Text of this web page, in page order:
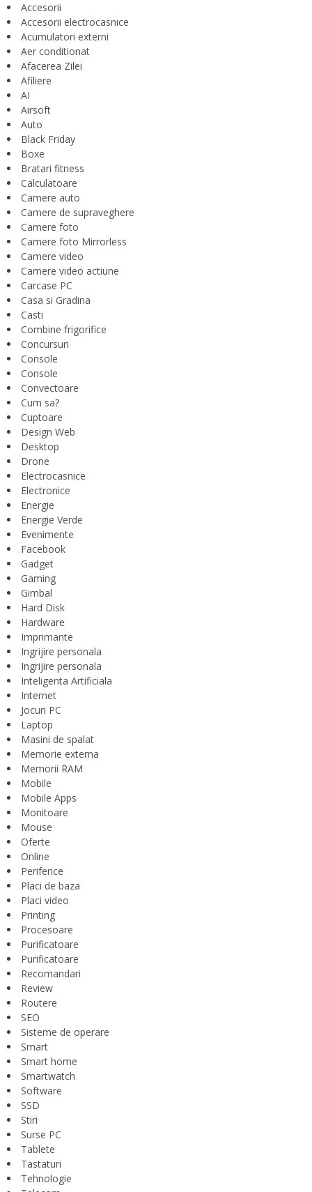
Accesorii
Accesorii electrocasnice
Acumulatori externi
Aer conditionat
Afacerea Zilei
Afiliere
AI
Airsoft
Auto
Black Friday
Boxe
Bratari fitness
Calculatoare
Camere auto
Camere de supraveghere
Camere foto
Camere foto Mirrorless
Camere video
Camere video actiune
Carcase PC
Casa si Gradina
Casti
Combine frigorifice
Concursuri
Console
Console
Convectoare
Cum sa?
Cuptoare
Design Web
Desktop
Drone
Electrocasnice
Electronice
Energie
Energie Verde
Evenimente
Facebook
Gadget
Gaming
Gimbal
Hard Disk
Hardware
Imprimante
Ingrijire personala
Ingrijire personala
Inteligenta Artificiala
Internet
Jocuri PC
Laptop
Masini de spalat
Memorie externa
Memorii RAM
Mobile
Mobile Apps
Monitoare
Mouse
Oferte
Online
Periferice
Placi de baza
Placi video
Printing
Procesoare
Purificatoare
Purificatoare
Recomandari
Review
Routere
SEO
Sisteme de operare
Smart
Smart home
Smartwatch
Software
SSD
Stiri
Surse PC
Tablete
Tastaturi
Tehnologie